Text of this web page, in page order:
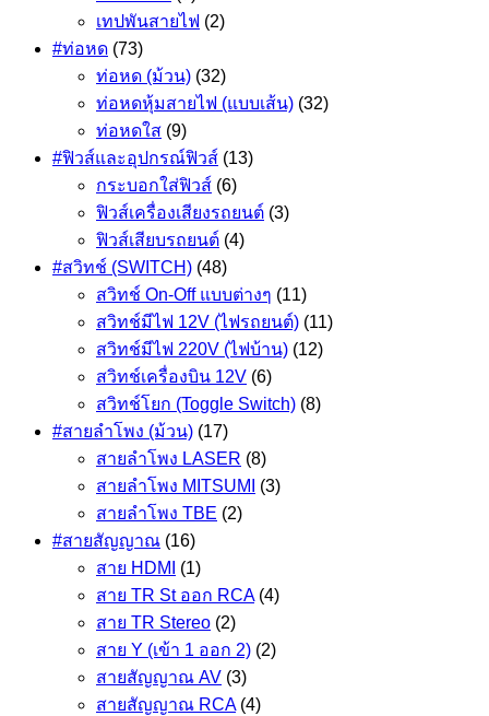
เทปพันสายไฟ (2)
#ท่อหด (73)
ท่อหด (ม้วน) (32)
ท่อหดหุ้มสายไฟ (แบบเส้น) (32)
ท่อหดใส (9)
#ฟิวส์และอุปกรณ์ฟิวส์ (13)
กระบอกใส่ฟิวส์ (6)
ฟิวส์เครื่องเสียงรถยนต์ (3)
ฟิวส์เสียบรถยนต์ (4)
#สวิทช์ (SWITCH) (48)
สวิทช์ On-Off แบบต่างๆ (11)
สวิทช์มีไฟ 12V (ไฟรถยนต์) (11)
สวิทช์มีไฟ 220V (ไฟบ้าน) (12)
สวิทช์เครื่องบิน 12V (6)
สวิทช์โยก (Toggle Switch) (8)
#สายลำโพง (ม้วน) (17)
สายลำโพง LASER (8)
สายลำโพง MITSUMI
(3)
สายลำโพง TBE (2)
#สายสัญญาณ (16)
สาย HDMI
(1)
สาย TR St ออก RCA (4)
สาย TR Stereo (2)
สาย Y (เข้า 1 ออก 2) (2)
สายสัญญาณ AV (3)
สายสัญญาณ RCA (4)